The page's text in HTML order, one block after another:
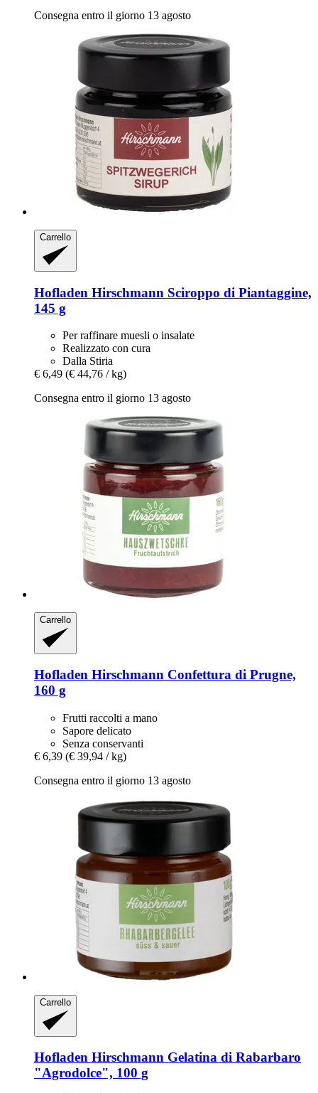
Consegna entro il giorno 13 agosto
Carrello
Hofladen Hirschmann Sciroppo di Piantaggine,
145 g
Per raffinare muesli o insalate
Realizzato con cura
Dalla Stiria
€ 6,49 (€ 44,76 / kg)
Consegna entro il giorno 13 agosto
Carrello
Hofladen Hirschmann Confettura di Prugne,
160 g
Frutti raccolti a mano
Sapore delicato
Senza conservanti
€ 6,39 (€ 39,94 / kg)
Consegna entro il giorno 13 agosto
Carrello
Hofladen Hirschmann Gelatina di Rabarbaro
"Agrodolce", 100 g